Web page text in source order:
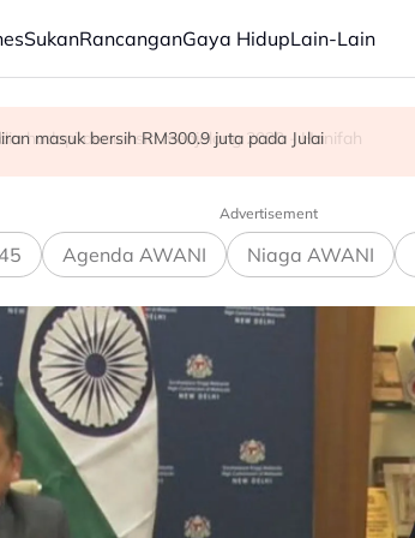
SukanRancanganGaya HidupLain-Lain
kepada hampir 12,000
hadapi demensia menjelang 2030 - Hanifah
masuk bersih RM300.9 juta pada Julai
Advertisement
Agenda AWANI Niaga AWANI